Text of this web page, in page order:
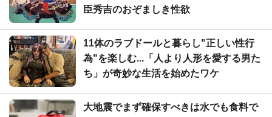
臣秀吉のおぞましき性欲
11体のラブドールと暮らし"正しい性行
為"を楽しむ...「人より人形を愛する男た
ち」が奇妙な生活を始めたワケ
大地震でまず確保すべきは水でも食料で